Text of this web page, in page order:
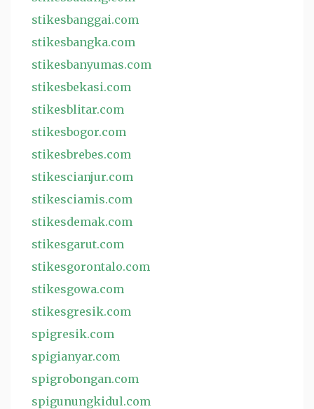
stikesbanggai.com
stikesbangka.com
stikesbanyumas.com
stikesbekasi.com
stikesblitar.com
stikesbogor.com
stikesbrebes.com
stikescianjur.com
stikesciamis.com
stikesdemak.com
stikesgarut.com
stikesgorontalo.com
stikesgowa.com
stikesgresik.com
spigresik.com
spigianyar.com
spigrobongan.com
spigunungkidul.com